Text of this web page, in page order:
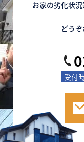
お家の劣化状
どう
受付